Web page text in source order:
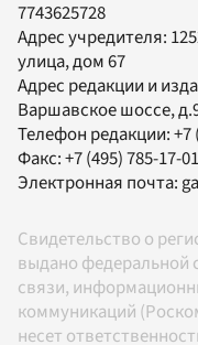
7743625728
Адрес учредителя:
улица, дом 67
Адрес редакции и
Варшавское шоссе,
Телефон редакции:+7
Факс:+7 (495) 785-17-01
Электронная почта:
Свидетельство о
выдано федеральной
связи,
коммуникаций
несет